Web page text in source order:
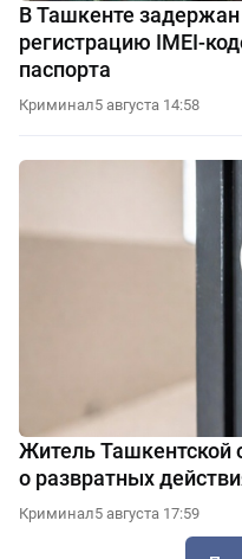
В Ташкенте
регистрацию IMEI-
паспорта
Криминал5 августа 14:58
Житель Ташкентской
о развратных
Криминал5 августа 17:59